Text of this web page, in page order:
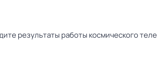
результаты работы космического